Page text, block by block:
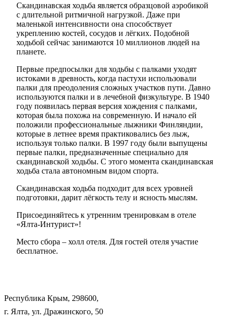
Скандинавская ходьба является образцовой аэробикой
с длительной ритмичной нагрузкой. Даже при
маленькой интенсивности она способствует
укреплению костей, сосудов и лёгких. Подобной
ходьбой сейчас занимаются 10 миллионов людей на
планете.
Первые предпосылки для ходьбы с палками уходят
истоками в древность, когда пастухи использовали
палки для преодоления сложных участков пути. Давно
используются палки и в лечебной физкультуре. В 1940
году появилась первая версия хождения с палками,
которая была похожа на современную. И начало ей
положили профессиональные лыжники Финляндии,
которые в летнее время практиковались без лыж,
используя только палки. В 1997 году были выпущены
первые палки, предназначенные специально для
скандинавской ходьбы. С этого момента скандинавская
ходьба стала автономным видом спорта.
Скандинавская ходьба подходит для всех уровней
подготовки, дарит лёгкость телу и ясность мыслям.
Присоединяйтесь к утренним тренировкам в отеле
«Ялта-Интурист»!
Место сбора – холл отеля. Для гостей отеля участие
бесплатное.
Республика Крым, 298600,
г. Ялта, ул. Дражинского, 50